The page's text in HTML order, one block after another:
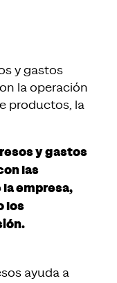
y gastos
la operación
productos, la
y gastos
las
empresa,
los
ayuda a